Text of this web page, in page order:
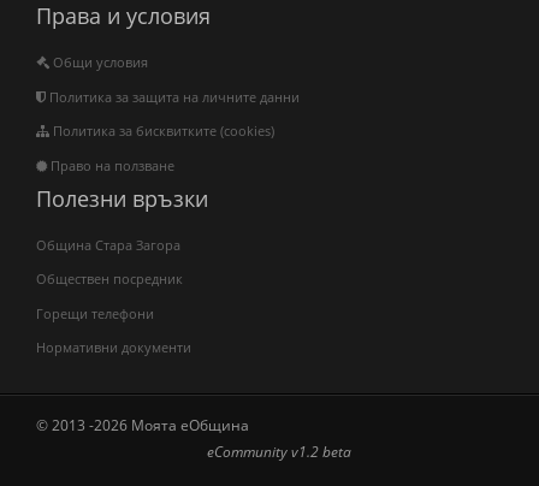
Права и условия
Общи условия
Политика за защита на личните данни
Политика за бисквитките (cookies)
Право на ползване
Полезни връзки
Община Стара Загора
Обществен посредник
Горещи телефони
Нормативни документи
© 2013 -2026 Моята еОбщина
eCommunity v1.2 beta